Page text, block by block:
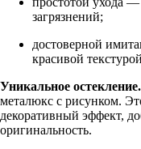
загрязнений;
достоверной
красивой
Уникальное остекление.
металюкс с рисунком.
декоративный эффект,
оригинальность.